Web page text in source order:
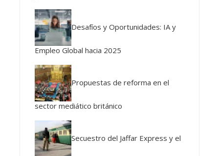
Desafíos y Oportunidades: IA y
Empleo Global hacia 2025
Propuestas de reforma en el
sector mediático británico
Secuestro del Jaffar Express y el